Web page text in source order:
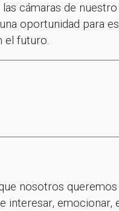
cámaras de
oportunidad para
el futuro.
nosotros
emocionar,